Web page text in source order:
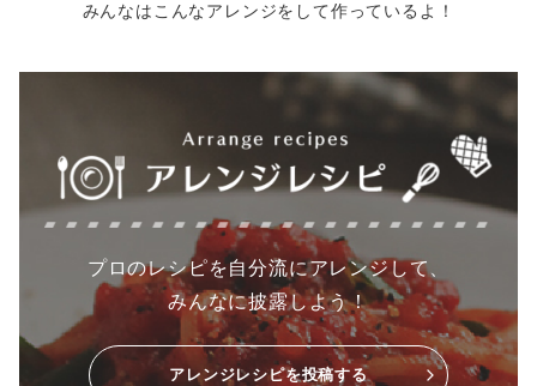
みんなはこんなアレンジをして作っているよ！
プロのレシピを自分流にアレンジして、
みんなに披露しよう！
アレンジレシピを投稿する